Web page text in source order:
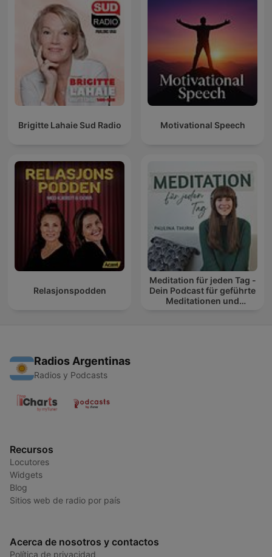
Brigitte Lahaie Sud Radio Motivational Speech
Relasjonspodden
Meditation für jeden Tag -
Dein Podcast für geführte
Meditationen und
Radios Argentinas
Radios y Podcasts
Recursos
Locutores
Widgets
Blog
Sitios web de radio por país
Acerca de nosotros y contactos
Política de privacidad